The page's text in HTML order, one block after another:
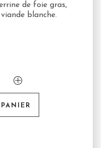
de foie gras,
blanche.